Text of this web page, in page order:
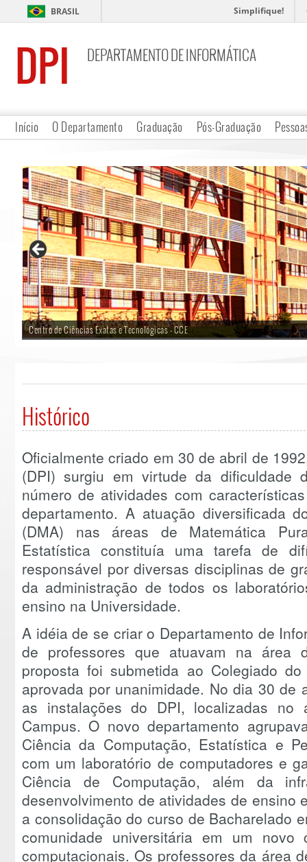
BRASIL Simplifique!
DPI DEPARTAMENTO DE INFORMÁTICA
Início O Departamento Graduação Pós-Graduação
Centro de Ciências Exatas e Tecnológicas - CCE
Departamento de Informática - UFV
Histórico
Oficialmente criado em 30 de abril de
(DPI) surgiu em virtude da dificuldade
número de atividades com
departamento. A atuação diversificada
(DMA) nas áreas de Matemática
Estatística constituía uma tarefa de
responsável por diversas disciplinas de
da administração de todos os
ensino na Universidade.
A idéia de se criar o Departamento de
de professores que atuavam na área
proposta foi submetida ao Colegiado
aprovada por unanimidade. No dia 30 de
as instalações do DPI, localizadas no
Campus. O novo departamento
Ciência da Computação, Estatística e
com um laboratório de computadores e
Ciência de Computação, além da
desenvolvimento de atividades de ensino
a consolidação do curso de Bacharelado
comunidade universitária em um
computacionais. Os professores da área